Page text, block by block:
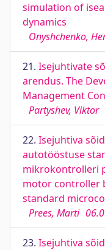
simulation of
dynamics
Onyshchenko,
21. Isejuhtivate
arendus. The
Management
Partyshev, Viktor
22. Isejuhtiva
autotööstuse
mikrokontrolleri
motor controller
standard
Prees, Marti
23. Isejuhtiva